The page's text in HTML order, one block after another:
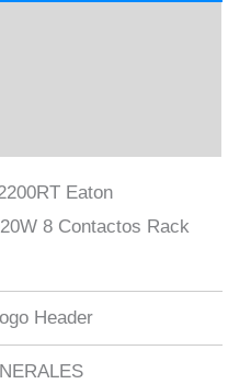
Eaton
8 Contactos Rack